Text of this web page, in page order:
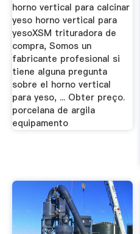
horno vertical para calcinar
yeso horno vertical para
yesoXSM trituradora de
compra, Somos un
fabricante profesional si
tiene alguna pregunta
sobre el horno vertical
para yeso, ... Obter preço.
porcelana de argila
equipamento